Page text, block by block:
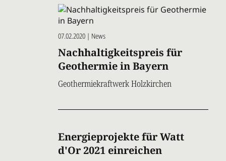
07.02.2020 | News
Nachhaltigkeitspreis für
Geothermie in Bayern
Geothermiekraftwerk Holzkirchen
Energieprojekte für Watt
d'Or 2021 einreichen